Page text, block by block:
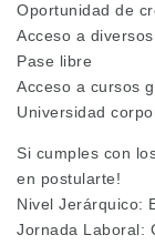
Oportunidad de
Acceso a
Pase libre
Acceso a cursos
Universidad
Si cumples con
en postularte!
Nivel Jerárquico:
Jornada Laboral: